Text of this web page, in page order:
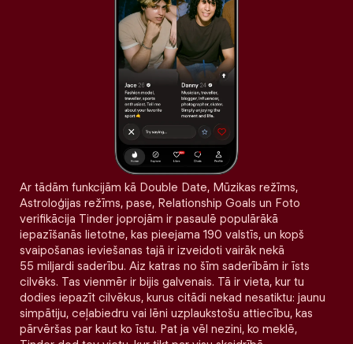
Ar tādām funkcijām kā Double Date, Mūzikas režīms,
Astroloģijas režīms, pase, Relationship Goals un Foto
verifikācija Tinder joprojām ir pasaulē populārākā
iepazīšanās lietotne, kas pieejama 190 valstīs, un kopš
svaipošanas ieviešanas tajā ir izveidoti vairāk nekā
55 miljardi saderību. Aiz katras no šīm saderībām ir īsts
cilvēks. Tas vienmēr ir bijis galvenais. Tā ir vieta, kur tu
dodies iepazīt cilvēkus, kurus citādi nekad nesatiktu: jaunu
simpātiju, ceļabiedru vai lēni uzplaukstošu attiecību, kas
pārvēršas par kaut ko īstu. Pat ja vēl nezini, ko meklē,